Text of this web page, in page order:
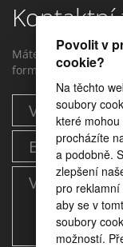
Povolit v
cookie?
Na těchto
soubory
které
procházíte
a podobně.
zlepšení
pro reklamní
aby se v
soubory
možností.
Máte dotaz?
formuláře.